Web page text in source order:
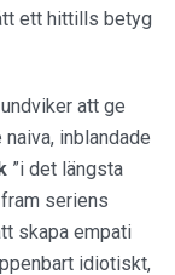
ett hittills betyg
att ge
inblandade
”i det längsta
seriens
skapa empati
idiotiskt,